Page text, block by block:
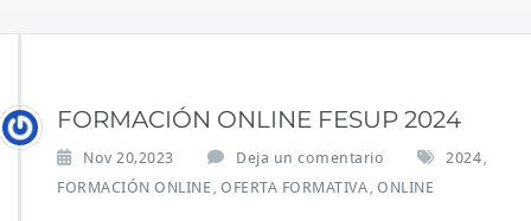
FORMACIÓN ONLINE FESUP 2024
Nov 20,2023 Deja un comentario 2024
FORMACIÓN ONLINE OFERTA FORMATIVA ONLINE